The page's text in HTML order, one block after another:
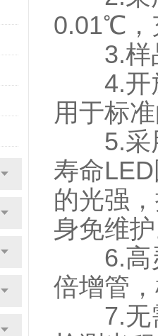
0.01℃，
3.样品
4.开放
用于标
5.采用
寿命
的光强
身免维
6.高灵
倍增管
7.无需